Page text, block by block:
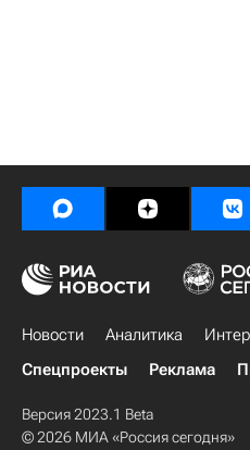
Новости Аналитика
Спецпроекты
Реклама
Версия 2023.1 Beta
© 2026 МИА «Россия сегодня»